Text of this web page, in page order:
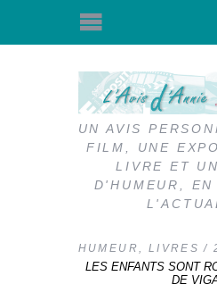
UN AVIS
FILM, UNE
LIVRE ET
D'HUMEUR, EN
HUMEUR, LIVRES
LES ENFANTS SONT
DE